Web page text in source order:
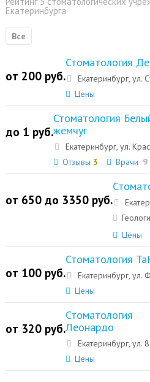
Екатеринбурга
Все
Стоматология
Екатеринбург, ул.
Цены
от 200 руб.
Стоматология
жемчуг
Екатеринбург, ул.
Отзывы 3 Врачи 9
до 1 руб.
Цены
от 650 до 3350 руб.
Стоматология
Екатеринбург, ул.
Цены
от 100 руб.
Стоматология
Леонардо
Екатеринбург, ул.
Цены
от 320 руб.